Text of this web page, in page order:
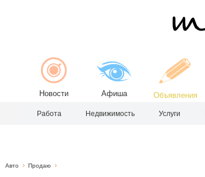
Новости Афиша Объявления
Работа Недвижимость Услуги
Авто Продаю